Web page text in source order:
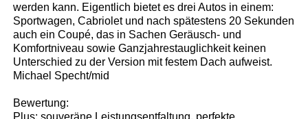
werden kann. Eigentlich bietet es drei Autos in einem:
Sportwagen, Cabriolet und nach spätestens 20 Sekunden
auch ein Coupé, das in Sachen Geräusch- und
Komfortniveau sowie Ganzjahrestauglichkeit keinen
Unterschied zu der Version mit festem Dach aufweist.
Michael Specht/mid
Bewertung:
Plus: souveräne Leistungsentfaltung, perfekte